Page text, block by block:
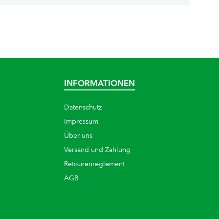
INFORMATIONEN
Datenschutz
Impressum
Über uns
Versand und Zahlung
Retourenreglement
AGB